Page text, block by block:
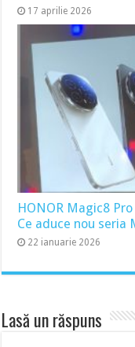
17 aprilie 2026
HONOR Magic8
Ce aduce nou seria
22 ianuarie 2026
Lasă un răspuns